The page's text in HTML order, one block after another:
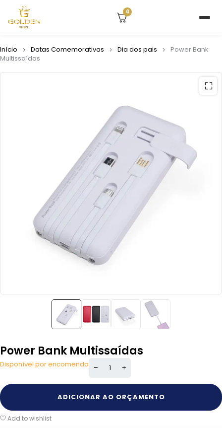
0
Início Datas Comemorativas Dia dos pais
Power Bank
Multissaídas
Power Bank Multissaídas
Disponível por encomenda
ADICIONAR AO ORÇAMENTO
Add to wishlist